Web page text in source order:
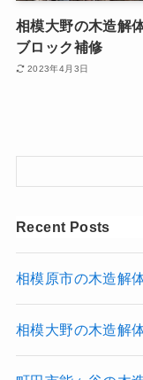
相模大野の木造解
ブロック補修
2023年4月3日
Recent Posts
相模原市の木造解
相模大野の木造解